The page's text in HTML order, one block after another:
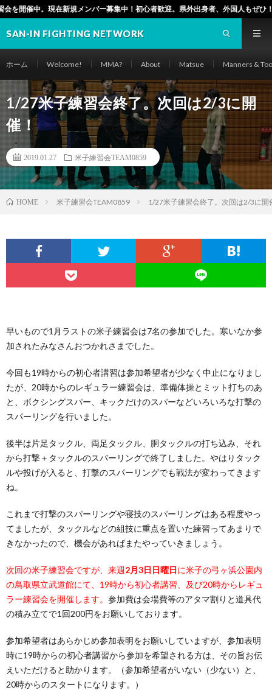
ー募集中！初心者歓迎。県外出身者、外国人もぜひ！（松江市でも毎週水曜日
SAN-IN FIGHTING NETWORK
ホーム Welcome! MMA? About Matsue Manners &
1/27米子練習会終了。次回は2/3に開
催！
2019.01.27 米子練習会TEAM0859
HOME 米子練習会TEAM0859 1/27米子練習会終了。次回は2/3に開
早いもので1月ラストの米子練習会は7名の参加でした。寒いなか参
加されたみなさんおつかれさまでした。
今回も19時からの初心者講習は参加希望者が少なく中止になりまし
たが、20時からのレギュラー練習会は、準備体操とミット打ちのあ
と、ボクシングスパー、キックだけのスパーなどいろいろな打撃の
スパーリングを行いました。
後半は片足タックル、両足タックル、胴タックルの打ち込み、それ
から打撃＋タックルのスパーリングで終了しました。やはりタック
ルや投げが入ると、打撃のスパーリングでも戦法が変わってきます
ね。
これまで打撃のスパーリングや寝技のスパーリングはある程度やっ
てましたが、タックルなどの組技に重点を置いた練習ってあまりで
きなかったので、機会があればまたやっていきましょう。
次回の米子練習会ですが、来週2月3日日曜日に米子の弓ヶ浜公園内
の鳥取県立武道館にて、19時から初心者講習、及び20時からレギュ
ラー練習会を開催します。 参加費は会場費等のアタマ割りと道具代
の積み立てで1回200円をお願いしております。
参加希望者はあらかじめ参加表明をお願いしていますが、参加表明
時に19時からの初心者講習から参加を希望される方は、その旨お伝
えいただけると助かります。（参加希望者がいない（少ない）と、
20時からのスタートになります。）